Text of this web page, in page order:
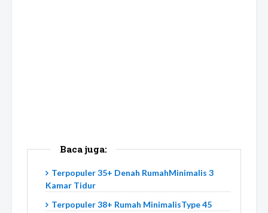
Baca juga:
Terpopuler 35+ Denah RumahMinimalis 3
Kamar Tidur
Terpopuler 38+ Rumah MinimalisType 45